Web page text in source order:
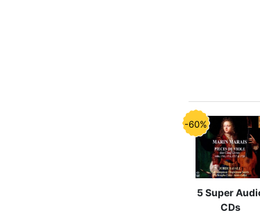
-60%
5 Super
CDs